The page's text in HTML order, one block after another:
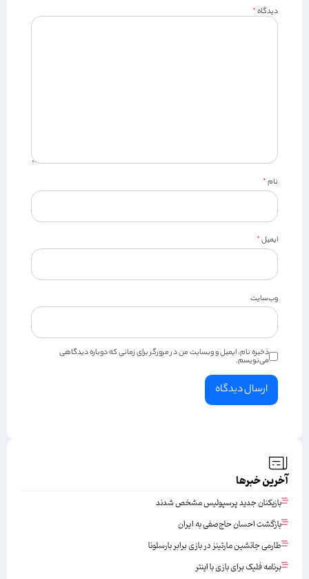
دیدگاه*
نام*
ایمیل*
وب‌سایت
ذخیره نام، ایمیل و وبسایت من در مرورگر برای زمانی که دوباره دیدگاهی
می‌نویسم.
آخرین خبرها
بازیکنان جدید پرسپولیس مشخص شدند
بازگشت احسان حاج‌صفی به ایران
طارمی جانشین مارتینز در بازی برابر بارسلونا
برنامه فلیک برای بازی با اینتر